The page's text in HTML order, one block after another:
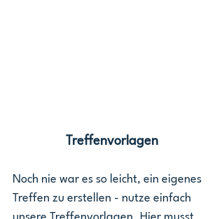
Treffenvorlagen
Noch nie war es so leicht, ein eigenes
Treffen zu erstellen - nutze einfach